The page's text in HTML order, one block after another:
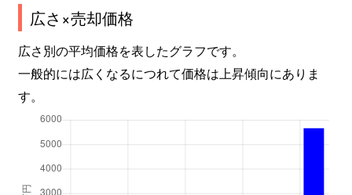
広さ×売却価格
広さ別の平均価格を表したグラフです。
一般的には広くなるにつれて価格は上昇傾向にありま
す。